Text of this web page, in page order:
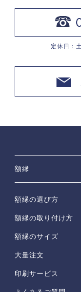
定休日：
額縁
額縁の選び方
額縁の取り付け方
額縁のサイズ
大量注文
印刷サービス